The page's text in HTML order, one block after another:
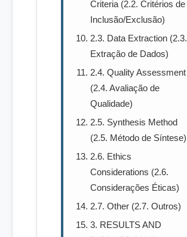
Criteria (2.2. Critérios de
Inclusão/Exclusão)
2.3. Data Extraction (2.3.
Extração de Dados)
2.4. Quality Assessment
(2.4. Avaliação de
Qualidade)
2.5. Synthesis Method
(2.5. Método de Síntese)
2.6. Ethics
Considerations (2.6.
Considerações Éticas)
2.7. Other (2.7. Outros)
3. RESULTS AND